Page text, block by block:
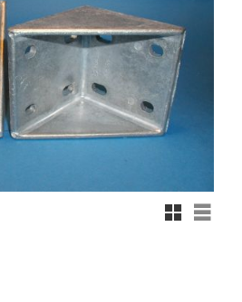
Rutnätsvy
Listvy